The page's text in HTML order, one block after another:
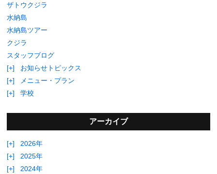
ザトウクジラ
水納島
水納島ツアー
クジラ
スタッフブログ
[+]
お知らせトピックス
[+]
メニュー・プラン
[+]
学校
アーカイブ
[+]
2026年
[+]
2025年
[+]
2024年